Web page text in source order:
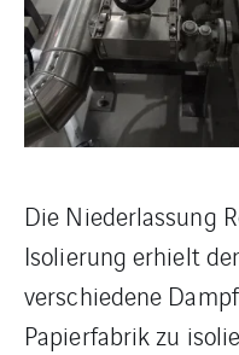
Die Niederlassung
Isolierung erhielt
verschiedene
Papierfabrik zu